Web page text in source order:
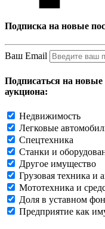
Подписка на новые
Ваш Email
Подписаться на новые
аукциона:
Недвижимость
Легковые
Спецтехника
Станки и
Другое имущество
Грузовая техника и
Мототехника и
Доля в уставном
Предприятие как